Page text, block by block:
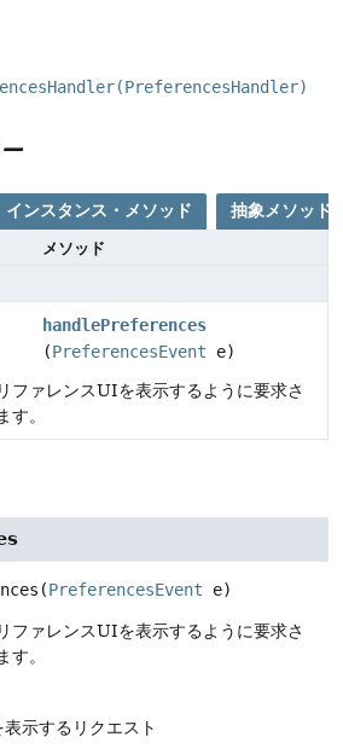
インスタンス・メソッド 抽象メソッド
メソッド
handlePreferences
(PreferencesEvent e)
ファレンスUIを表示するように要求さ
す。
(PreferencesEvent e)
ファレンスUIを表示するように要求さ
す。
示するリクエスト